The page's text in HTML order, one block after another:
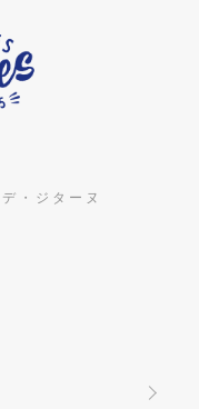
・ ジ タ ー ヌ